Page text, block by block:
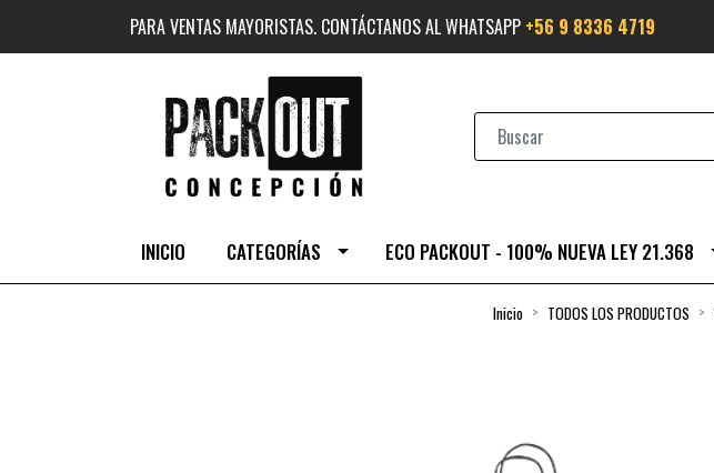
PARA VENTAS MAYORISTAS. CONTÁCTANOS AL WHATSAPP +56 9 8336 4719
INICIO CATEGORÍAS ECO PACKOUT - 100% NUEVA LEY 21.368
Inicio TODOS LOS PRODUCTOS